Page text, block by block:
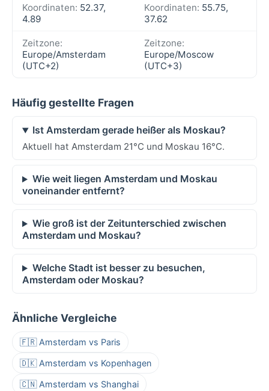
Koordinaten: 52.37,
4.89
Koordinaten: 55.75,
37.62
Zeitzone:
Europe/Amsterdam
(UTC+2)
Zeitzone:
Europe/Moscow
(UTC+3)
Häufig gestellte Fragen
Ist Amsterdam gerade heißer als Moskau?
Aktuell hat Amsterdam 21°C und Moskau 16°C.
Wie weit liegen Amsterdam und Moskau
voneinander entfernt?
Wie groß ist der Zeitunterschied zwischen
Amsterdam und Moskau?
Welche Stadt ist besser zu besuchen,
Amsterdam oder Moskau?
Ähnliche Vergleiche
🇫🇷 Amsterdam vs Paris
🇩🇰 Amsterdam vs Kopenhagen
🇨🇳 Amsterdam vs Shanghai